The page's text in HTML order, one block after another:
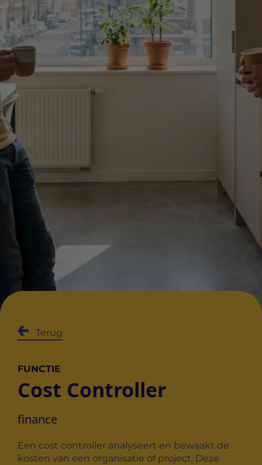
Terug
FUNCTIE
Cost Controller
finance
Een cost controller analyseert en bewaakt de
kosten van een organisatie of project. Deze